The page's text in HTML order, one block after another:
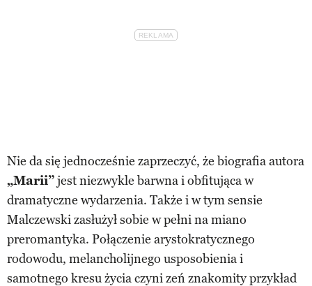
Nie da się jednocześnie zaprzeczyć, że biografia autora
„Marii”jest niezwykle barwna i obfitująca w
dramatyczne wydarzenia. Także i w tym sensie
Malczewski zasłużył sobie w pełni na miano
preromantyka. Połączenie arystokratycznego
rodowodu, melancholijnego usposobienia i
samotnego kresu życia czyni zeń znakomity przykład